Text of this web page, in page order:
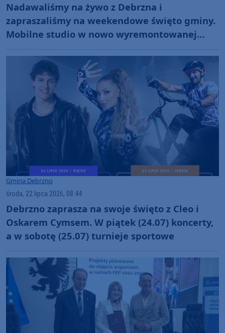
Nadawaliśmy na żywo z Debrzna i
zapraszaliśmy na weekendowe święto gminy.
Mobilne studio w nowo wyremontowanej
Gmina Debrzno
środa, 22 lipca 2026, 08:44
Debrzno zaprasza na swoje święto z Cleo i
Oskarem Cymsem. W piątek (24.07) koncerty,
a w sobotę (25.07) turnieje sportowe